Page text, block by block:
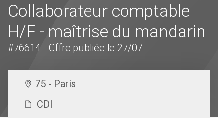
Collaborateur comptable
H/F - maîtrise du mandarin
#76614 - Offre publiée le 27/07
75 - Paris
CDI